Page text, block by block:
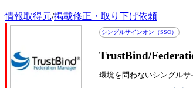
情報取得元/掲載修正・取り下げ依頼
シングルサインオン（SSO）
TrustBind/
環境を問わないシングルサ